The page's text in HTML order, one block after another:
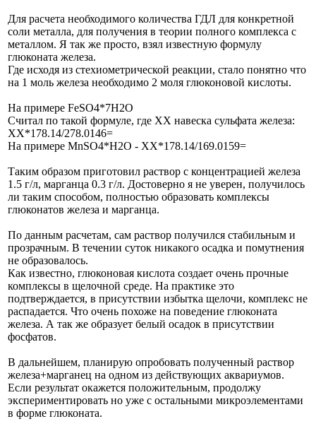
Для расчета необходимого количества ГДЛ для конкретной
соли металла, для получения в теории полного комплекса с
металлом. Я так же просто, взял известную формулу
глюконата железа.
Где исходя из стехиометрической реакции, стало понятно что
на 1 моль железа необходимо 2 моля глюконовой кислоты.
На примере FeSO4*7Н2О
Считал по такой формуле, где ХХ навеска сульфата железа:
ХХ*178.14/278.0146=
На примере MnSO4*H2O - ХХ*178.14/169.0159=
Таким образом приготовил раствор с концентрацией железа
1.5 г/л, марганца 0.3 г/л. Достоверно я не уверен, получилось
ли таким способом, полностью образовать комплексы
глюконатов железа и марганца.
По данным расчетам, сам раствор получился стабильным и
прозрачным. В течении суток никакого осадка и помутнения
не образовалось.
Как известно, глюконовая кислота создает очень прочные
комплексы в щелочной среде. На практике это
подтверждается, в присутствии избытка щелочи, комплекс не
распадается. Что очень похоже на поведение глюконата
железа. А так же образует белый осадок в присутствии
фосфатов.
В дальнейшем, планирую опробовать полученный раствор
железа+марганец на одном из действующих аквариумов.
Если результат окажется положительным, продолжу
экспериментировать но уже с остальными микроэлементами
в форме глюконата.